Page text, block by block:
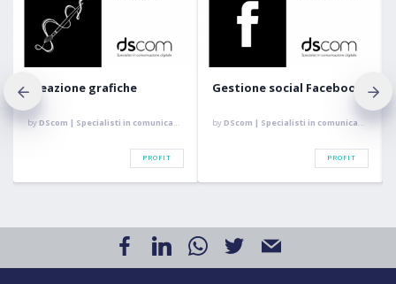
digitale
Gestione social Facebook
byDScom | Specialisti in comunicazione digitale
Fotografia e Shooting
byDScom | Specialisti in comunicazione